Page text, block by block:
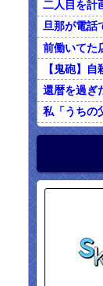
私「うちの
オレがカウ